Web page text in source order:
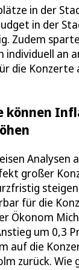
in der
in der
Zudem
individuell an
die Konzerte
können
Analysen
großer
für die
Ökonom
um 0,3
auf die
zurück. Wie